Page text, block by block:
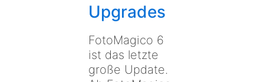
Upgrades
FotoMagico 6
ist das letzte
große Update.